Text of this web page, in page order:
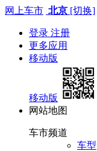
网上车市 北京 [切换]
登录 注册
更多应用
移动版
移动版
网站地图
车市频道
车型